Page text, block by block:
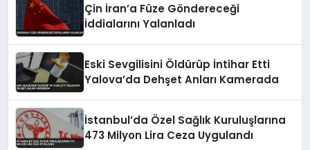
Çin İran’a Füze Göndereceği
İddialarını Yalanladı
Eski Sevgilisini Öldürüp İntihar Etti
Yalova’da Dehşet Anları Kamerada
İstanbul’da Özel Sağlık Kuruluşlarına
473 Milyon Lira Ceza Uygulandı